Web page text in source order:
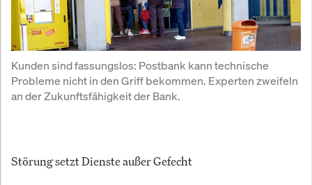
Kunden sind fassungslos: Postbank kann technische
Probleme nicht in den Griff bekommen. Experten zweifeln
an der Zukunftsfähigkeit der Bank.
Störung setzt Dienste außer Gefecht